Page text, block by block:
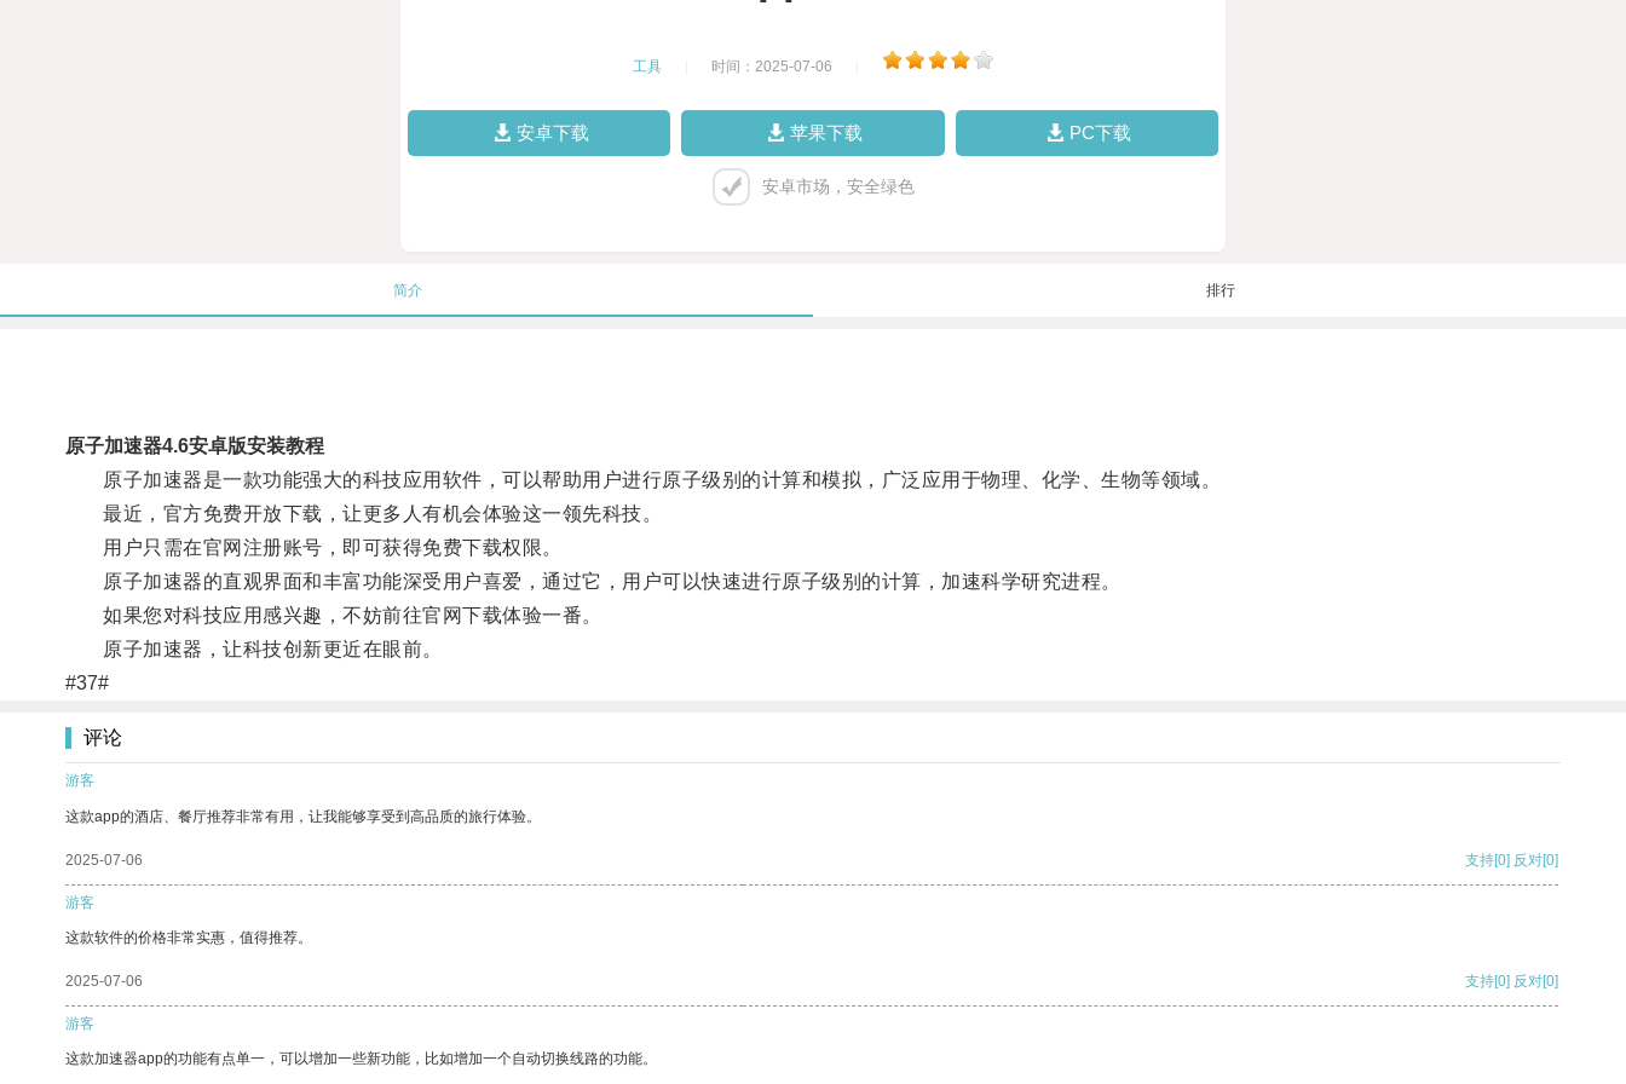
工具 时间：2025-07-06
安卓下载 苹果下载 PC下载
安卓市场，安全绿色
简介 排行
原子加速器4.6安卓版安装教程
原子加速器是一款功能强大的科技应用软件，可以帮助用户进行原子级别的计算和模拟，广泛应用于物理、化学、生物等领域。
最近，官方免费开放下载，让更多人有机会体验这一领先科技。
用户只需在官网注册账号，即可获得免费下载权限。
原子加速器的直观界面和丰富功能深受用户喜爱，通过它，用户可以快速进行原子级别的计算，加速科学研究进程。
如果您对科技应用感兴趣，不妨前往官网下载体验一番。
原子加速器，让科技创新更近在眼前。
#37#
评论
游客
这款app的酒店、餐厅推荐非常有用，让我能够享受到高品质的旅行体验。
2025-07-06 支持[0] 反对[0]
游客
这款软件的价格非常实惠，值得推荐。
2025-07-06 支持[0] 反对[0]
游客
这款加速器app的功能有点单一，可以增加一些新功能，比如增加一个自动切换线路的功能。